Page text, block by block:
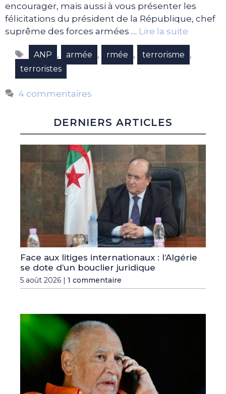
encourager, mais aussi à vous présenter les
félicitations du président de la République, chef
suprême des forces armées … Lire la suite
Étiquettes
ANP , armée , rmée , terrorisme ,
terroristes
4 commentaires
DERNIERS ARTICLES
Face aux litiges internationaux : l’Algérie
se dote d’un bouclier juridique
5 août 2026 | 1 commentaire